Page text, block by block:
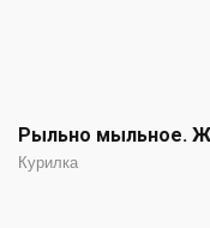
Рыльно мыльное.
Курилка